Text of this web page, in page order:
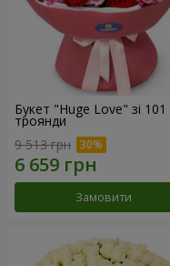
Букет "Huge Love" зі 101
троянди
9 513 грн
Замовити